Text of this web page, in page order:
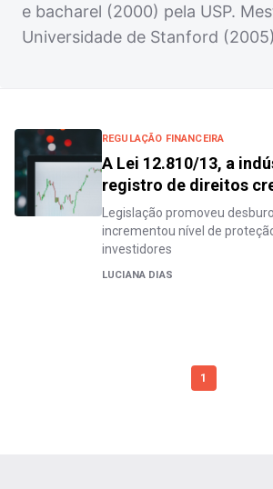
e bacharel (2000) pela USP.
Universidade de Stanford (2005)
REGULAÇÃO FINANCEIRA
A Lei 12.810/13, a
registro de direitos
Legislação promoveu
incrementou nível de
investidores
LUCIANA DIAS
1